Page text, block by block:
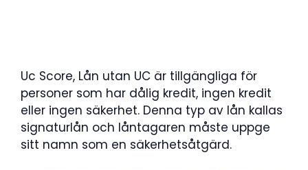
Uc Score, Lån utan UC är tillgängliga för
personer som har dålig kredit, ingen kredit
eller ingen säkerhet. Denna typ av lån kallas
signaturlån och låntagaren måste uppge
sitt namn som en säkerhetsåtgärd.